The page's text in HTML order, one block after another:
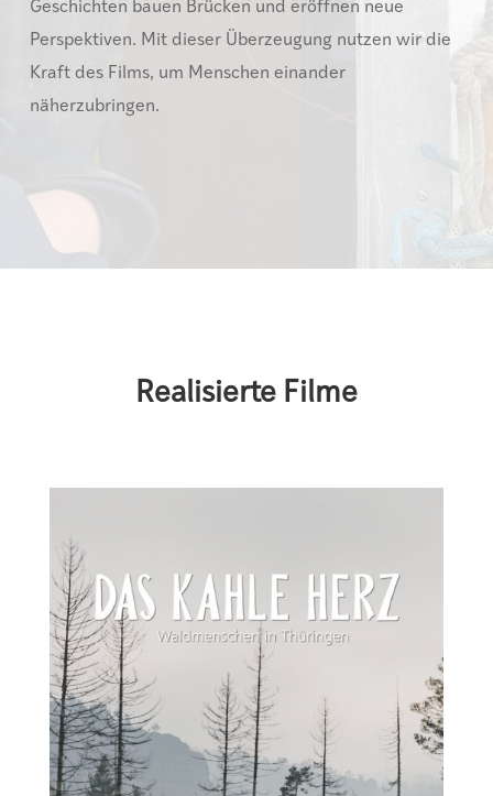
Geschichten bauen Brücken und eröffnen neue
Perspektiven. Mit dieser Überzeugung nutzen wir die
Kraft des Films, um Menschen einander
näherzubringen.
Realisierte Filme